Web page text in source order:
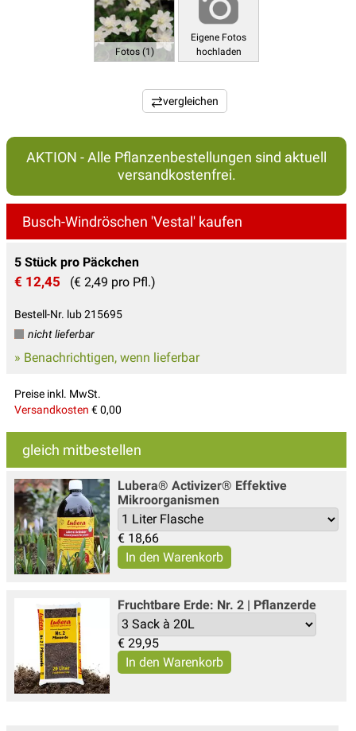
Fotos (1)
Eigene Fotos
hochladen
vergleichen
AKTION - Alle Pflanzenbestellungen sind aktuell
versandkostenfrei.
Busch-Windröschen 'Vestal' kaufen
5 Stück pro Päckchen
€ 12,45 (€ 2,49 pro Pfl.)
Bestell-Nr. lub 215695
nicht lieferbar
» Benachrichtigen, wenn lieferbar
Preise inkl. MwSt.
Versandkosten € 0,00
gleich mitbestellen
Lubera® Activizer® Effektive
Mikroorganismen
€ 18,66
Fruchtbare Erde: Nr. 2 | Pflanzerde
€ 29,95